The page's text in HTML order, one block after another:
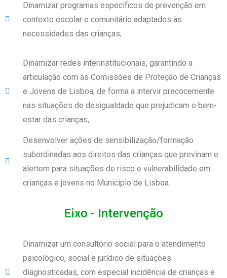
Dinamizar programas específicos de prevenção em
contexto escolar e comunitário adaptados às
necessidades das crianças;
Dinamizar redes interinstitucionais, garantindo a
articulação com as Comissões de Proteção de Crianças
e Jovens de Lisboa, de forma a intervir precocemente
nas situações de desigualdade que prejudicam o bem-
estar das crianças;
Desenvolver ações de sensibilização/formação
subordinadas aos direitos das crianças que previnam e
alertem para situações de risco e vulnerabilidade em
crianças e jovens no Município de Lisboa.
Eixo - Intervenção
Dinamizar um consultório social para o atendimento
psicológico, social e jurídico de situações
diagnosticadas, com especial incidência de crianças e